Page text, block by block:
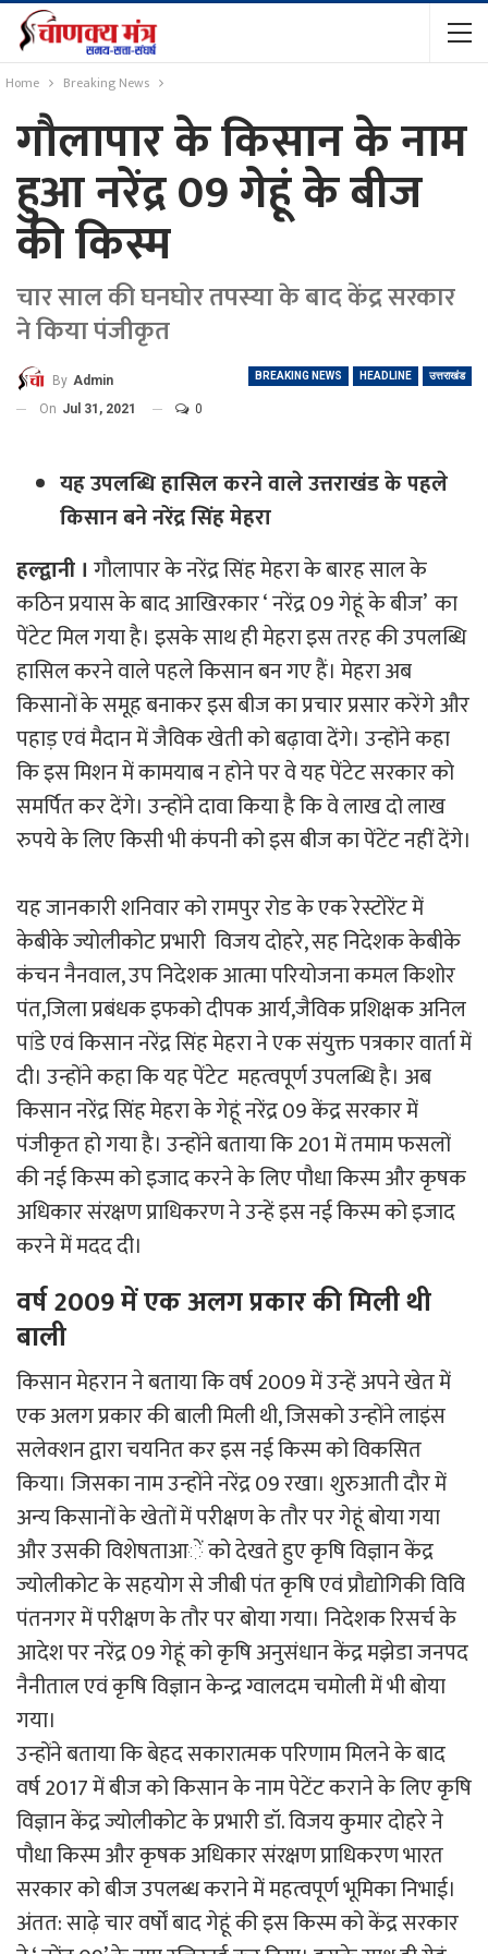
Home Breaking News
गौलापार के किसान के नाम
हुआ नरेंद्र 09 गेहूं के बीज
की किस्म
चार साल की घनघोर तपस्या के बाद केंद्र सरकार
ने किया पंजीकृत
BREAKING NEWS HEADLINE उत्तराखंड
By Admin
On Jul 31, 2021 0
यह उपलब्धि हासिल करने वाले उत्तराखंड के पहले
किसान बने नरेंद्र सिंह मेहरा
हल्द्वानी । गौलापार के नरेंद्र सिंह मेहरा के बारह साल के
कठिन प्रयास के बाद आखिरकार ‘ नरेंद्र 09 गेहूं के बीज’ का
पेंटेट मिल गया है। इसके साथ ही मेहरा इस तरह की उपलब्धि
हासिल करने वाले पहले किसान बन गए हैं। मेहरा अब
किसानों के समूह बनाकर इस बीज का प्रचार प्रसार करेंगे और
पहाड़ एवं मैदान में जैविक खेती को बढ़ावा देंगे। उन्होंने कहा
कि इस मिशन में कामयाब न होने पर वे यह पेंटेट सरकार को
समर्पित कर देंगे। उन्होंने दावा किया है कि वे लाख दो लाख
रुपये के लिए किसी भी कंपनी को इस बीज का पेंटेंट नहीं देंगे।
यह जानकारी शनिवार को रामपुर रोड के एक रेस्टोरेंट में
केबीके ज्योलीकोट प्रभारी विजय दोहरे, सह निदेशक केबीके
कंचन नैनवाल, उप निदेशक आत्मा परियोजना कमल किशोर
पंत,जिला प्रबंधक इफको दीपक आर्य,जैविक प्रशिक्षक अनिल
पांडे एवं किसान नरेंद्र सिंह मेहरा ने एक संयुक्त पत्रकार वार्ता में
दी। उन्होंने कहा कि यह पेंटेट महत्वपूर्ण उपलब्धि है। अब
किसान नरेंद्र सिंह मेहरा के गेहूं नरेंद्र 09 केंद्र सरकार में
पंजीकृत हो गया है। उन्होंने बताया कि 201 में तमाम फसलों
की नई किस्म को इजाद करने के लिए पौधा किस्म और कृषक
अधिकार संरक्षण प्राधिकरण ने उन्हें इस नई किस्म को इजाद
करने में मदद दी।
वर्ष 2009 में एक अलग प्रकार की मिली थी
बाली
किसान मेहरान ने बताया कि वर्ष 2009 में उन्हें अपने खेत में
एक अलग प्रकार की बाली मिली थी, जिसको उन्होंने लाइंस
सलेक्शन द्वारा चयनित कर इस नई किस्म को विकसित
किया। जिसका नाम उन्होंने नरेंद्र 09 रखा। शुरुआती दौर में
अन्य किसानों के खेतों में परीक्षण के तौर पर गेहूं बोया गया
और उसकी विशेषताआें को देखते हुए कृषि विज्ञान केंद्र
ज्योलीकोट के सहयोग से जीबी पंत कृषि एवं प्रौद्योगिकी विवि
पंतनगर में परीक्षण के तौर पर बोया गया। निदेशक रिसर्च के
आदेश पर नरेंद्र 09 गेहूं को कृषि अनुसंधान केंद्र मझेडा जनपद
नैनीताल एवं कृषि विज्ञान केन्द्र ग्वालदम चमोली में भी बोया
गया।
उन्होंने बताया कि बेहद सकारात्मक परिणाम मिलने के बाद
वर्ष 2017 में बीज को किसान के नाम पेटेंट कराने के लिए कृषि
विज्ञान केंद्र ज्योलीकोट के प्रभारी डॉ. विजय कुमार दोहरे ने
पौधा किस्म और कृषक अधिकार संरक्षण प्राधिकरण भारत
सरकार को बीज उपलब्ध कराने में महत्वपूर्ण भूमिका निभाई।
अंतत: साढ़े चार वर्षों बाद गेहूं की इस किस्म को केंद्र सरकार